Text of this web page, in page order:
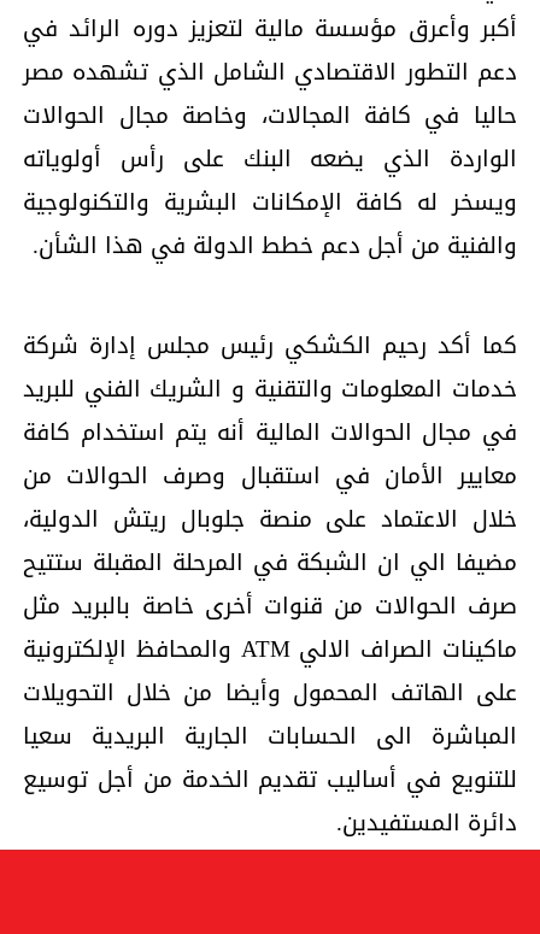
أكبر وأعرق مؤسسة مالية لتعزيز دوره الرائد في
دعم التطور الاقتصادي الشامل الذي تشهده مصر
حاليا في كافة المجالات، وخاصة مجال الحوالات
الواردة الذي يضعه البنك على رأس أولوياته
ويسخر له كافة الإمكانات البشرية والتكنولوجية
والفنية من أجل دعم خطط الدولة في هذا الشأن.
كما أكد رحيم الكشكي رئيس مجلس إدارة شركة
خدمات المعلومات والتقنية و الشريك الفني للبريد
في مجال الحوالات المالية أنه يتم استخدام كافة
معايير الأمان في استقبال وصرف الحوالات من
خلال الاعتماد على منصة جلوبال ريتش الدولية،
مضيفا الي ان الشبكة في المرحلة المقبلة ستتيح
صرف الحوالات من قنوات أخرى خاصة بالبريد مثل
ماكينات الصراف الالي ATM والمحافظ الإلكترونية
على الهاتف المحمول وأيضا من خلال التحويلات
المباشرة الى الحسابات الجارية البريدية سعيا
للتنويع في أساليب تقديم الخدمة من أجل توسيع
دائرة المستفيدين.